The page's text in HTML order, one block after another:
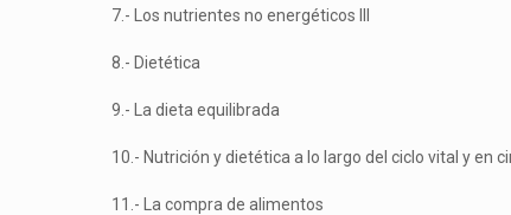
7.- Los nutrientes no energéticos III
8.- Dietética
9.- La dieta equilibrada
10.- Nutrición y dietética a lo largo del ciclo vital y en
11.- La compra de alimentos